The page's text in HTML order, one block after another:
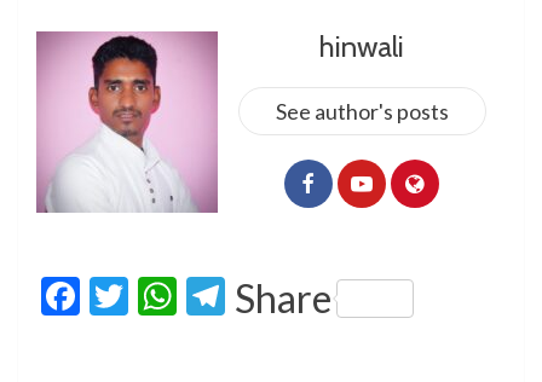
hinwali
See author's posts
Facebook
Twitter
WhatsApp
Telegram
Share